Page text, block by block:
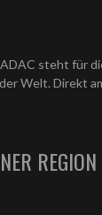
ADAC steht für
Welt. Direkt
REGION